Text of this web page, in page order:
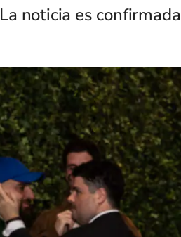
La noticia es